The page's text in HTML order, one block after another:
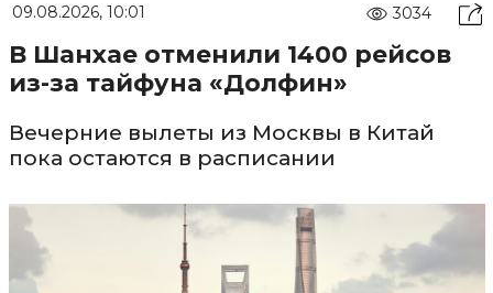
09.08.2026, 10:01 3034
В Шанхае отменили 1400 рейсов
из-за тайфуна «Долфин»
Вечерние вылеты из Москвы в Китай
пока остаются в расписании